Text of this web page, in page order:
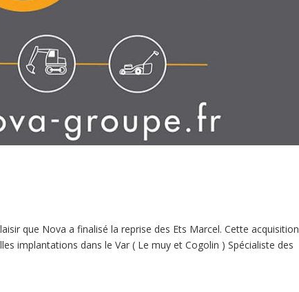
que Nova a finalisé la reprise des Ets Marcel. Cette acquisition
implantations dans le Var ( Le muy et Cogolin ) Spécialiste des